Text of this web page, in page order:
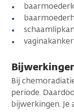
vaginakanker
Bij
periode.
bijwerkingen.